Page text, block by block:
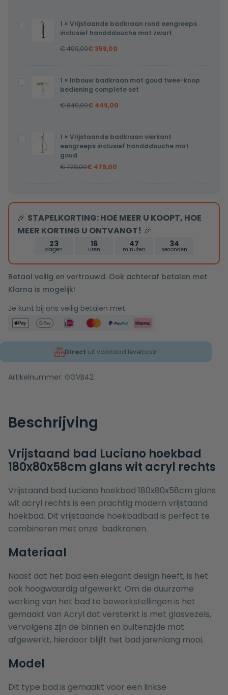
twee-
knop
bediening
Vrijstaande
badkraan
inclusief
handddouche
1 × Vrijstaande badkraan rond eengreeps
inclusief handddouche mat zwart
€499,00€ 359,00
Inbouw
badkraan
twee-
knop
bediening
complete
1 × Inbouw badkraan mat goud twee-knop
bediening complete set
€849,00€ 449,00
Vrijstaande
badkraan
handddouche
mat
goud
1 × Vrijstaande badkraan vierkant
eengreeps inclusief handddouche mat
goud
€729,00€ 479,00
🎉 STAPELKORTING: HOE MEER U KOOPT, HOE
MEER KORTING U ONTVANGT! 🎉
23
dagen
16
uren
47
minuten
34
seconden
Betaal veilig en vertrouwd. Ook achteraf betalen met
Klarna is mogelijk!
Je kunt bij ons veilig betalen met:
Direct uit voorraad leverbaar
Artikelnummer: GGVB42
Beschrijving
Vrijstaand bad Luciano hoekbad
180x80x58cm glans wit acryl rechts
Vrijstaand bad Luciano hoekbad 180x80x58cm glans
wit acryl rechts is een prachtig modern vrijstaand
hoekbad. Dit vrijstaande hoekbadbad is perfect te
combineren met onze badkranen.
Materiaal
Naast dat het bad een elegant design heeft, is het
ook hoogwaardig afgewerkt. Om de duurzame
werking van het bad te bewerkstellingen is het
gemaakt van Acryl dat versterkt is met glasvezels,
vervolgens zijn de binnen en buitenzijde mat
afgewerkt, hierdoor blijft het bad jarenlang mooi.
Model
Dit type bad is gemaakt voor een linkse